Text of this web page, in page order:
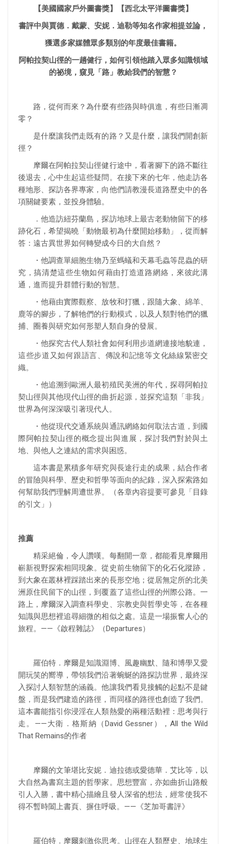
【美國國家戶外圖書獎】【西北太平洋圖書獎】
書評中與賈德．戴蒙、安妮．迪勒等知名作家相提並論，
獲選多家媒體眾多類別的年度最佳書籍。
阿帕拉契山徑的一趟健行，如何引領他踏入眾多知識領域
的祕境，窺見「路」教給我們的智慧？
路，從何而來？為什麼有些路與時俱進，有些日漸凋
零？
是什麼讓我們走既有的路？又是什麼，讓我們開創新
徑？
摩爾在阿帕拉契山徑健行途中，看著腳下的路不斷往
後退去，心中生起這些疑問。在接下來的七年，他走訪各
種地形、探訪各界專家，向他們請教漫長道路歷史中的各
項關鍵要素，並投身體驗。
．他造訪紐芬蘭島，探訪地球上最古老動物留下的移
跡化石，希望揭曉「動物最初為什麼開始移動」，從而解
答：遠古異世界如何轉變成今日的大自然？
・他調查單細胞生物乃至螞蟻和天幕毛蟲等昆蟲的研
究，搞清楚這些生物如何藉由打造道路網絡，來彼此溝
通，進而提升群體行動的智慧。
・他藉由實際觀察、放牧和打獵，跟隨大象、綿羊、
鹿等的腳步，了解牠們的行動模式，以及人類對牠們的獵
捕、圈養與研究如何形塑人類自身的發展。
・他探究古代人類社會如何利用步道網連接地貌連，
這些步道又如何跟語言、傳說和記憶等文化絲線緊密交
織。
・他追溯到歐洲人最初殖民美洲的年代，探尋阿帕拉
契山徑與其他現代山徑的曲折起源，並探究這類「非我」
世界為何深深吸引著現代人。
・他從現代交通系統與通訊網絡如何取法古道，到國
際阿帕拉契山徑的概念提出與進展，探討我們對於與土
地、與他人之連結的需求與困惑。
這本書是累積多年研究與長途行走的成果，結合作者
的冒險與科學、歷史和哲學等面向的紀錄，深入探索路如
何幫助我們理解周遭世界。（各章內容提要可參見「目錄
的引文」）
推薦
精采絕倫，令人讚嘆。每翻開一章，都能看見摩爾用
嶄新視野探索相同現象。從史前生物留下的化石化蹤跡，
到大象在叢林裡踩踏出來的長形空地；從居無定所的北美
洲原住民留下的山徑，到覆蓋了這些山徑的州際公路。一
路上，摩爾深入調查科學史、宗教史與哲學史等，在各種
知識與思想裡追尋細微的相似之處。這是一場振奮人心的
旅程。——《啟程雜誌》（Departures）
羅伯特．摩爾是知識淵博、風趣幽默、隨和博學又愛
開玩笑的嚮導，帶領我們沿著蜿蜒的路探訪世界，最終深
入探討人類智慧的涵義。他讓我們看見接觸的起點不是鍵
盤，而是我們建造的路徑，而同樣的路徑也創造了我們。
這本書能指引你浸淫在人類熱愛的兩種活動裡：思考與行
走。——大衛．格斯納（David Gessner），All the Wild
That Remains的作者
摩爾的文筆堪比安妮．迪拉德或愛德華．艾比等，以
大自然為書寫主題的哲學家。思想豐富，亦如曲折山路般
引人入勝，書中精心描繪且發人深省的想法，經常使我不
得不暫時闔上書頁、摒住呼吸。——《芝加哥書評》
羅伯特．摩爾刺激你思考。山徑在人類歷史、地球生